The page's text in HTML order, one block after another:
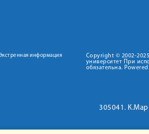
информация
Copyright © 2002-
университет При
обязательна.
305041.